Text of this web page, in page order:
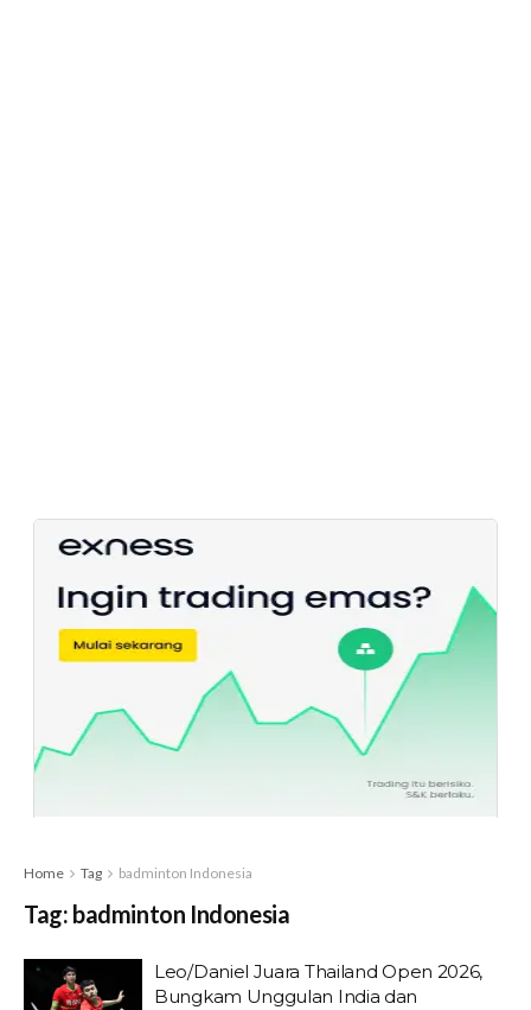
Home Tag badminton Indonesia
Tag: badminton Indonesia
Leo/Daniel Juara Thailand Open 2026,
Bungkam Unggulan India dan